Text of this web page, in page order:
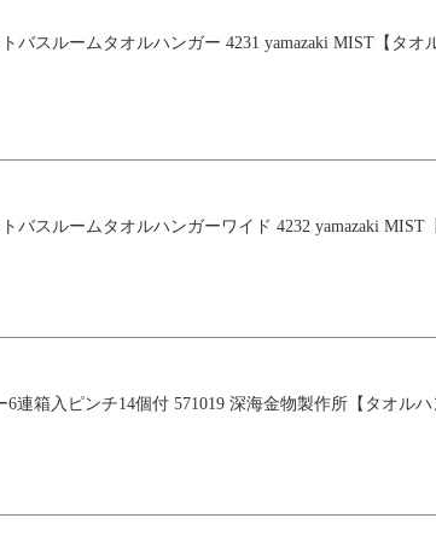
バスルームタオルハンガー 4231 yamazaki MIST【タ
バスルームタオルハンガーワイド 4232 yamazaki MIST
連箱入ピンチ14個付 571019 深海金物製作所【タオル